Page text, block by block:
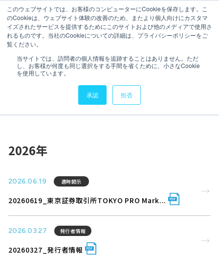
このウェブサイトでは、お客様のコンピューターにCookieを保存します。こ
のCookieは、ウェブサイト体験の改善のため、またより個人向けにカスタマ
イズされたサービスを提供するためにこのサイトおよび他のメディアで使用さ
れるものです。当社のCookieについての詳細は、プライバシーポリシーをご
覧ください。
当サイトでは、訪問者の個人情報を追跡することはありません。ただ
し、お客様が何度も同じ選択をする手間を省くために、小さなCookie
を使用しています。
承認 拒否
会社情報
サービス
データスペシャリスト
ニュース
採用情報
ナレッジライブラリー
会社情報
セミナーアーカイブ
IR情報
ニュース
IRライブラリー
IRライブラリー
2026年
2026.06.19 適時開示
20260619_東京証券取引所TOKYO PRO Mark...
2026.03.27 発行者情報
20260327_発行者情報